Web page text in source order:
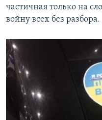
частичная только на
войну всех без разбора.